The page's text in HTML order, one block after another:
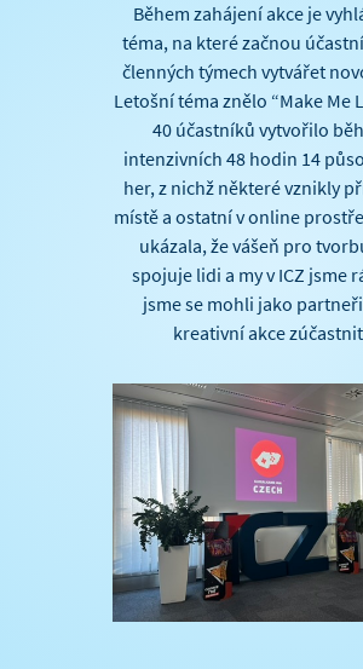
Během zahájení akce je
téma, na které začnou
členných týmech vytvářet
Letošní téma znělo “Make Me
40 účastníků vytvořilo
intenzivních 48 hodin 14
her, z nichž některé vznikly
místě a ostatní v online
ukázala, že vášeň pro
spojuje lidi a my v ICZ jsme
jsme se mohli jako
kreativní akce